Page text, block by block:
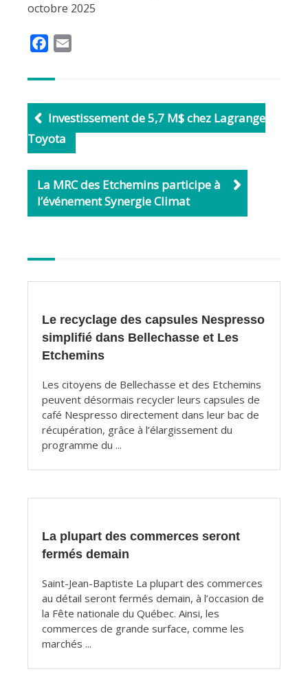
octobre 2025
c
b
o
o
k
l
Investissement de 5,7 M$ chez Lagrange
Toyota
La MRC des Etchemins participe à
l’événement Synergie Climat
articles
Le recyclage des capsules Nespresso
simplifié dans Bellechasse et Les
Etchemins
Les citoyens de Bellechasse et des Etchemins
peuvent désormais recycler leurs capsules de
café Nespresso directement dans leur bac de
récupération, grâce à l’élargissement du
programme du ...
La plupart des commerces seront
fermés demain
Saint-Jean-Baptiste La plupart des commerces
au détail seront fermés demain, à l’occasion de
la Fête nationale du Québec. Ainsi, les
commerces de grande surface, comme les
marchés ...